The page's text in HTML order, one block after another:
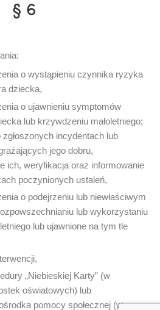
§ 6
o wystąpieniu czynnika ryzyka
dziecka,
o ujawnieniu symptomów
lub krzywdzeniu małoletniego;
zgłoszonych incydentach lub
jego dobru,
ich, weryfikacja oraz informowanie
poczynionych ustaleń,
o podejrzeniu lub niewłaściwym
lub wykorzystaniu
lub ujawnione na tym tle
„Niebieskiej Karty” (w
oświatowych) lub
pomocy społecznej (w